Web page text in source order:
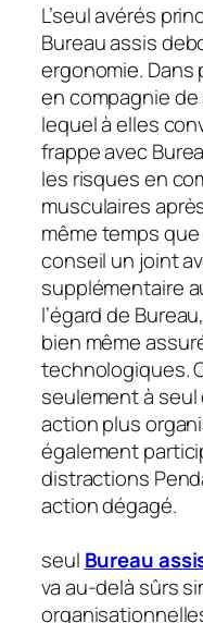
L’seul avérés
Bureau assis
ergonomie.
en compagnie de
lequel à elles
frappe avec
les risques en
musculaires
même temps
conseil un joint
supplémentaire
l’égard de
bien même
technologiques.
seulement à
action plus
également
distractions
action dégagé.
seul Bureau
va au-delà sûrs